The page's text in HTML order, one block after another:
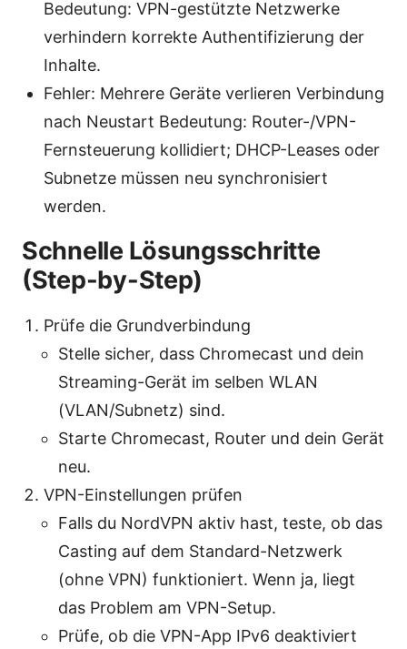
Bedeutung: VPN-gestützte Netzwerke
verhindern korrekte Authentifizierung der
Inhalte.
Fehler: Mehrere Geräte verlieren Verbindung
nach Neustart Bedeutung: Router-/VPN-
Fernsteuerung kollidiert; DHCP-Leases oder
Subnetze müssen neu synchronisiert
werden.
Schnelle Lösungsschritte
(Step-by-Step)
Prüfe die Grundverbindung
Stelle sicher, dass Chromecast und dein
Streaming-Gerät im selben WLAN
(VLAN/Subnetz) sind.
Starte Chromecast, Router und dein Gerät
neu.
VPN-Einstellungen prüfen
Falls du NordVPN aktiv hast, teste, ob das
Casting auf dem Standard-Netzwerk
(ohne VPN) funktioniert. Wenn ja, liegt
das Problem am VPN-Setup.
Prüfe, ob die VPN-App IPv6 deaktiviert